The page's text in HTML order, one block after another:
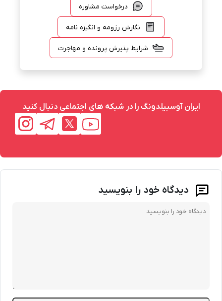
درخواست مشاوره
نگارش رزومه و انگیزه نامه
شرایط پذیرش پرونده و مهاجرت
ایران آوسبیلدونگ را در شبکه های اجتماعی دنبال کنید
دیدگاه خود را بنویسید